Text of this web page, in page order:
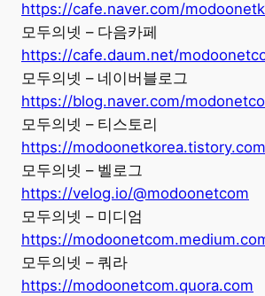
https://cafe.naver.com/
모두의넷 – 다음카페
https://cafe.daum.net/
모두의넷 – 네이버블로그
https://blog.naver.com/
모두의넷 – 티스토리
https://modoonetkorea.tistory.com
모두의넷 – 벨로그
https://velog.io/@modoonetcom
모두의넷 – 미디엄
https://
모두의넷 – 쿼라
https://modoonetcom.quora.com